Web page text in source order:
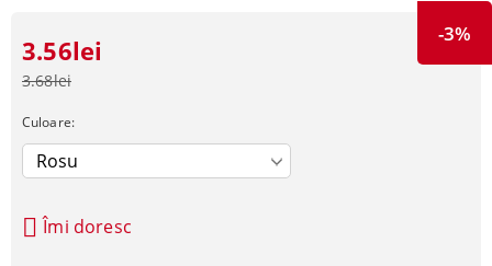
-3%
3.56lei
3.68lei
Culoare:
Îmi doresc